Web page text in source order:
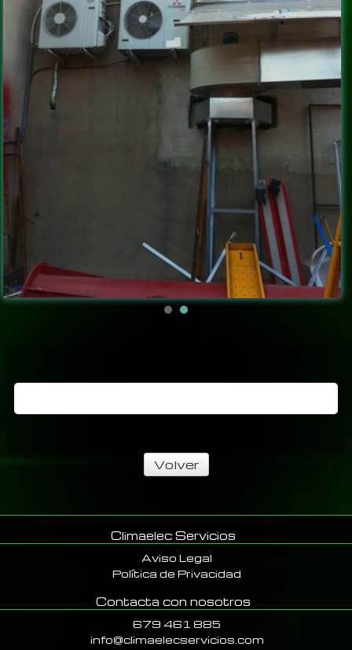
Volver
Climaelec Servicios
Aviso Legal
Política de Privacidad
Contacta con nosotros
679 461 885
info@climaelecservicios.com